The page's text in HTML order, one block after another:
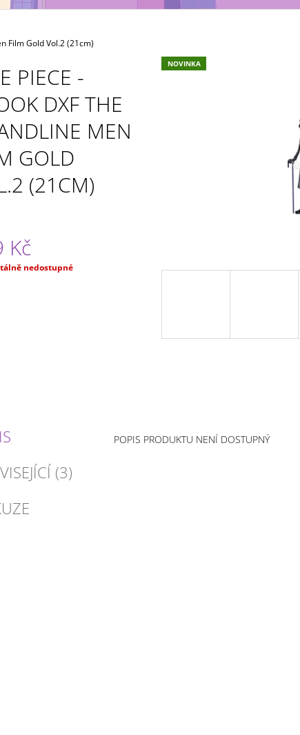
Film Gold Vol.2 (21cm)
PIECE -
DXF THE
MEN
GOLD
(21CM)
NOVINKA
Kč
nedostupné
(3)
POPIS PRODUKTU NENÍ DOSTUPNÝ